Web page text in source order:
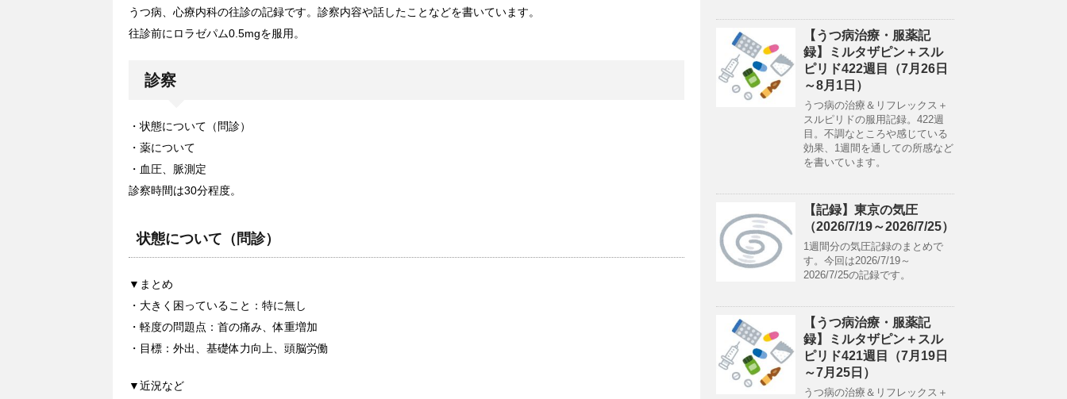
うつ病、心療内科の往診の記録です。診察内容や話したことなどを書いています。
往診前にロラゼパム0.5mgを服用。
診察
・状態について（問診）
・薬について
・血圧、脈測定
診察時間は30分程度。
状態について（問診）
▼まとめ
・大きく困っていること：特に無し
・軽度の問題点：首の痛み、体重増加
・目標：外出、基礎体力向上、頭脳労働
▼近況など
【うつ病治療・服薬記
録】ミルタザピン＋スル
ピリド422週目（7月26日
～8月1日）
うつ病の治療＆リフレックス＋
スルピリドの服用記録。422週
目。不調なところや感じている
効果、1週間を通しての所感など
を書いています。
【記録】東京の気圧
（2026/7/19～2026/7/25）
1週間分の気圧記録のまとめで
す。今回は2026/7/19～
2026/7/25の記録です。
【うつ病治療・服薬記
録】ミルタザピン＋スル
ピリド421週目（7月19日
～7月25日）
うつ病の治療＆リフレックス＋